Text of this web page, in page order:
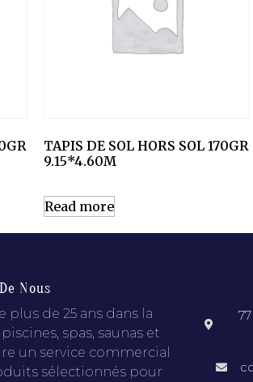
TAPIS DE SOL HORS SOL 170GR
9.15*4.60M
Read more
Nous
plus de 25 ans dans la
spas, saunas et
un service commercial
sélectionnés pour